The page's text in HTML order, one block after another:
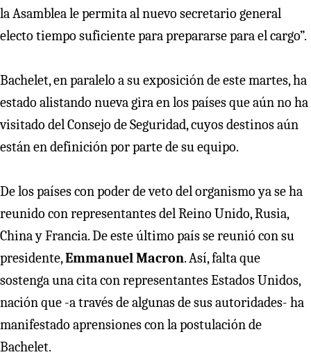
la Asamblea le permita al nuevo secretario general
electo tiempo suficiente para prepararse para el cargo”.
Bachelet, en paralelo a su exposición de este martes, ha
estado alistando nueva gira en los países que aún no ha
visitado del Consejo de Seguridad, cuyos destinos aún
están en definición por parte de su equipo.
De los países con poder de veto del organismo ya se ha
reunido con representantes del Reino Unido, Rusia,
China y Francia. De este último país se reunió con su
presidente,Emmanuel Macron. Así, falta que
sostenga una cita con representantes Estados Unidos,
nación que -a través de algunas de sus autoridades- ha
manifestado aprensiones con la postulación de
Bachelet.